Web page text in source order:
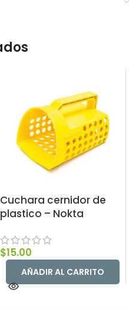
Cuchara cernidor de
plastico – Nokta
$15.00
AÑADIR AL CARRITO